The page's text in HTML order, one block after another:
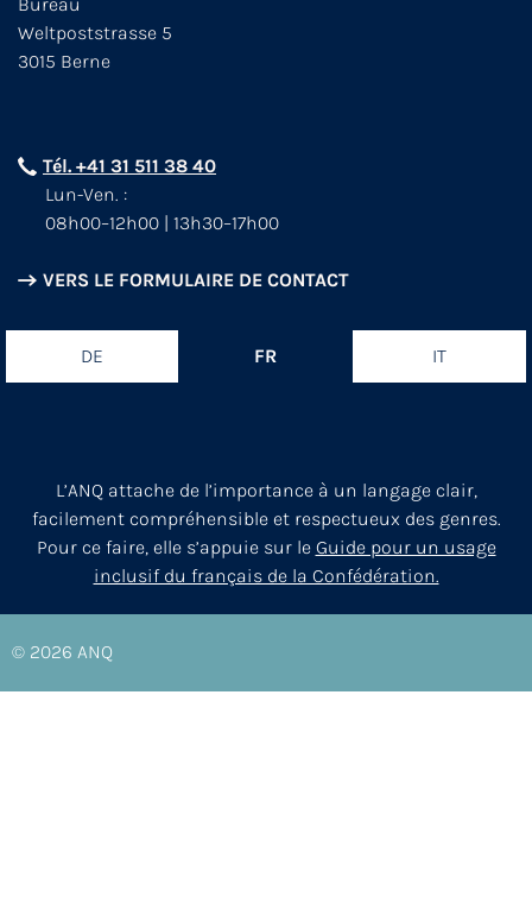
Weltpoststrasse 5
3015 Berne
Tél. +41 31 511 38 40
Lun-Ven. :
08h00–12h00 | 13h30–17h00
VERS LE FORMULAIRE DE CONTACT
DE FR IT
L’ANQ attache de l’importance à un langage clair,
facilement compréhensible et respectueux des genres.
Pour ce faire, elle s’appuie sur le Guide pour un usage
inclusif du français de la Confédération.
© 2026 ANQ